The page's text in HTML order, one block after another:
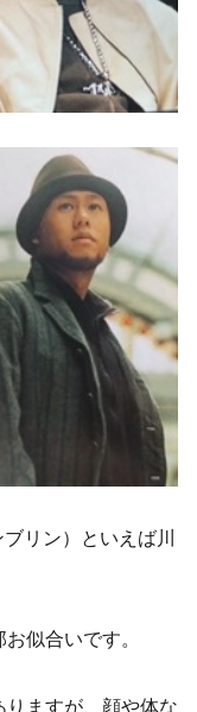
リン）といえば川
似合いです。
ますが、顔や体な